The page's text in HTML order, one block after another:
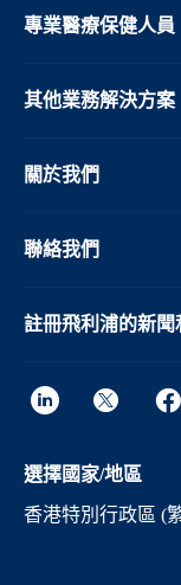
專業醫療保健人員
其他業務解決方案​
關於我們
聯絡我們
註冊飛利浦的新聞
選擇國家/地區
香港特別行政區 (